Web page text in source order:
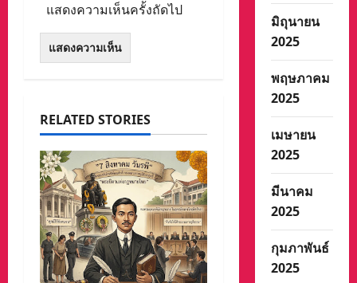
แสดงความเห็นครั้งถัดไป
RELATED STORIES
มิถุนายน
2025
พฤษภาคม
2025
เมษายน
2025
มีนาคม
2025
กุมภาพันธ์
2025